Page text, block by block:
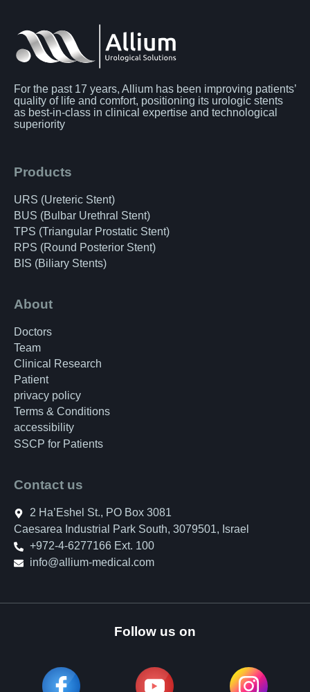
For the past 17 years, Allium has been improving patients’
quality of life and comfort, positioning its urologic stents
as best-in-class in clinical expertise and technological
superiority
Products
URS (Ureteric Stent)
BUS (Bulbar Urethral Stent)
TPS (Triangular Prostatic Stent)
RPS (Round Posterior Stent)
BIS (Biliary Stents)
About
Doctors
Team
Clinical Research
Patient
privacy policy
Terms & Conditions
accessibility
SSCP for Patients
Contact us
2 Ha’Eshel St., PO Box 3081
Caesarea Industrial Park South, 3079501, Israel
+972-4-6277166 Ext. 100
info@allium-medical.com
Follow us on